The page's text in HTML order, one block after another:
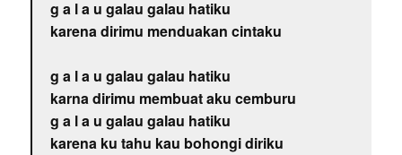
g a l a u galau galau hatiku
karena dirimu menduakan cintaku
g a l a u galau galau hatiku
karna dirimu membuat aku cemburu
g a l a u galau galau hatiku
karena ku tahu kau bohongi diriku